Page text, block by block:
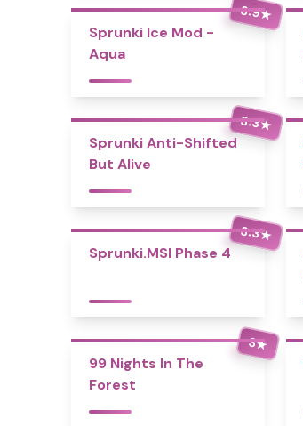
3.9★
Sprunki Ice Mod -
Aqua
3.3★
Sprunki Anti-Shifted
But Alive
3.3★
Sprunki.MSI Phase 4
3★
99 Nights In The
Forest